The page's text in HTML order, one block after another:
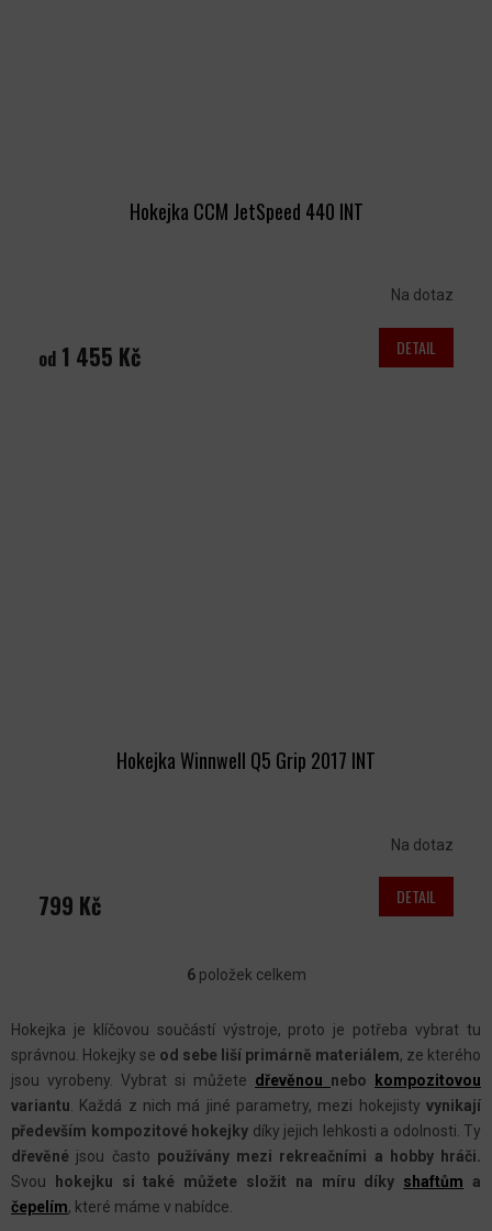
Hokejka CCM JetSpeed 440 INT
Na dotaz
od 1 455 Kč DETAIL
Hokejka Winnwell Q5 Grip 2017 INT
Na dotaz
799 Kč DETAIL
V
L
Á
D
A
C
Í
6položek celkem
Hokejka je klíčovou součástí výstroje, proto je potřeba vybrat tu
správnou. Hokejky se od sebe liší primárně materiálem, ze kterého
jsou vyrobeny. Vybrat si můžete dřevěnou nebo
kompozitovou
variantu . Každá z nich má jiné parametry, mezi hokejisty vynikají
především kompozitové hokejky díky jejich lehkosti a odolnosti. Ty
dřevěné jsou často používány mezi rekreačními a hobby hráči.
Svou
hokejku si také můžete složit na míru díky shaftům a
čepelím, které máme v nabídce.